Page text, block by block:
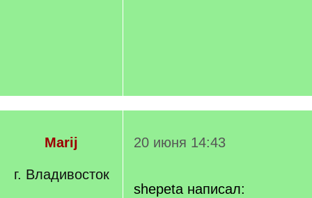
Marij
г. Владивосток
20 июня 14:43
shepeta написал: